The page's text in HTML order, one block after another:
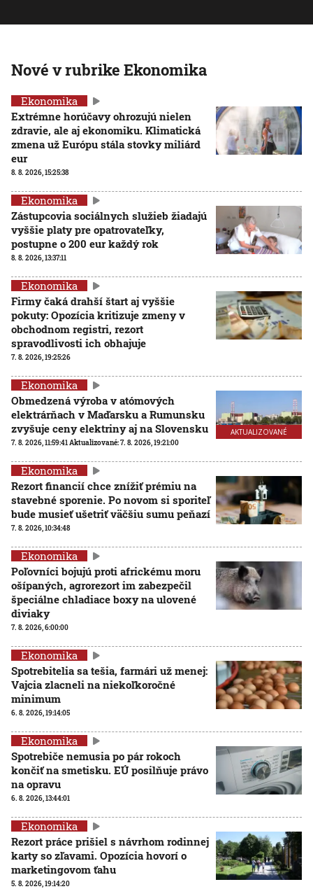
Nové v rubrike Ekonomika
Ekonomika
Extrémne horúčavy ohrozujú nielen
zdravie, ale aj ekonomiku. Klimatická
zmena už Európu stála stovky miliárd
eur
8. 8. 2026, 15:25:38
Ekonomika
Zástupcovia sociálnych služieb žiadajú
vyššie platy pre opatrovateľky,
postupne o 200 eur každý rok
8. 8. 2026, 13:37:11
Ekonomika
Firmy čaká drahší štart aj vyššie
pokuty: Opozícia kritizuje zmeny v
obchodnom registri, rezort
spravodlivosti ich obhajuje
7. 8. 2026, 19:25:26
AKTUALIZOVANÉ
Ekonomika
Obmedzená výroba v atómových
elektrárňach v Maďarsku a Rumunsku
zvyšuje ceny elektriny aj na Slovensku
7. 8. 2026, 11:59:41Aktualizované:7. 8. 2026, 19:21:00
Ekonomika
Rezort financií chce znížiť prémiu na
stavebné sporenie. Po novom si sporiteľ
bude musieť ušetriť väčšiu sumu peňazí
7. 8. 2026, 10:34:48
Ekonomika
Poľovníci bojujú proti africkému moru
ošípaných, agrorezort im zabezpečil
špeciálne chladiace boxy na ulovené
diviaky
7. 8. 2026, 6:00:00
Ekonomika
Spotrebitelia sa tešia, farmári už menej:
Vajcia zlacneli na niekoľkoročné
minimum
6. 8. 2026, 19:14:05
Ekonomika
Spotrebiče nemusia po pár rokoch
končiť na smetisku. EÚ posilňuje právo
na opravu
6. 8. 2026, 13:44:01
Ekonomika
Rezort práce prišiel s návrhom rodinnej
karty so zľavami. Opozícia hovorí o
marketingovom ťahu
5. 8. 2026, 19:14:20